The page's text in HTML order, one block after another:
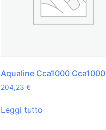
Aqualine Cca1000 Cca1000
204,23 €
Leggi tutto